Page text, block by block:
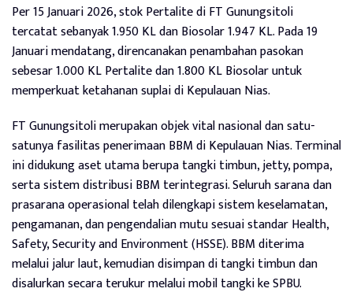
Per 15 Januari 2026, stok Pertalite di FT Gunungsitoli
tercatat sebanyak 1.950 KL dan Biosolar 1.947 KL. Pada 19
Januari mendatang, direncanakan penambahan pasokan
sebesar 1.000 KL Pertalite dan 1.800 KL Biosolar untuk
memperkuat ketahanan suplai di Kepulauan Nias.
FT Gunungsitoli merupakan objek vital nasional dan satu-
satunya fasilitas penerimaan BBM di Kepulauan Nias. Terminal
ini didukung aset utama berupa tangki timbun, jetty, pompa,
serta sistem distribusi BBM terintegrasi. Seluruh sarana dan
prasarana operasional telah dilengkapi sistem keselamatan,
pengamanan, dan pengendalian mutu sesuai standar Health,
Safety, Security and Environment (HSSE). BBM diterima
melalui jalur laut, kemudian disimpan di tangki timbun dan
disalurkan secara terukur melalui mobil tangki ke SPBU.